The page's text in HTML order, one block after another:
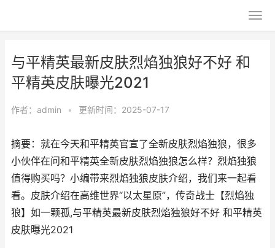
与平精英最新皮肤烈焰独狼好不好 和
平精英皮肤曝光2021
作者： admin • 更新时间：2025-07-17
摘要：就在今天和平精英官宣了全新皮肤烈焰独狼，很多
小伙伴在问和平精英全新皮肤烈焰独狼怎么样？烈焰独狼
值得购买吗？小编带来烈焰独狼皮肤介绍，我们来一起看
看。皮肤介绍在高维世界“以太星原”，传奇战士【烈焰独
狼】如一颗孤,与平精英最新皮肤烈焰独狼好不好 和平精英
皮肤曝光2021